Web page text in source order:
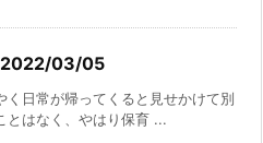
2022/03/05
く日常が帰ってくると見せかけて別
とはなく、やはり保育 ...